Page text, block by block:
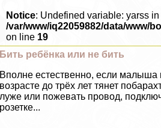
Notice: Undefined variable: yarss in
/var/www/iq22059882/data/www/
on line 19
Бить ребёнка или не бить
Вполне естественно, если малыша
возрасте до трёх лет тянет
луже или пожевать провод,
розетке...